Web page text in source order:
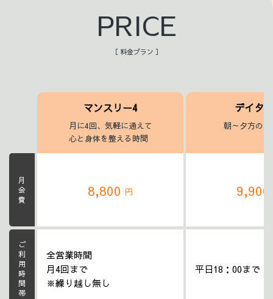
PRICE
［ 料金プラン ］
マンスリー4
月に4回、気軽に通えて
心と身体を整える時間
デイタ
朝～夕方の
月会費 8,800 円 9,900
ご利用時間帯
全営業時間
月4回まで
※繰り越し無し
平日18：00まで